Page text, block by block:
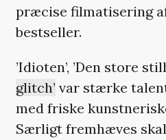
præcise filmatisering
bestseller.
’Idioten’, ’Den store
glitch’ var stærke
med friske
Særligt fremhæves